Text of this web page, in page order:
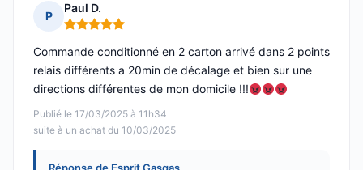
P
Paul D.
Note : 5 sur 5
Publié le 17/03/2025 à 11h34
suite à un achat du 10/03/2025
Commande conditionné en 2 carton arrivé dans 2 points
relais différents a 20min de décalage et bien sur une
directions différentes de mon domicile !!!